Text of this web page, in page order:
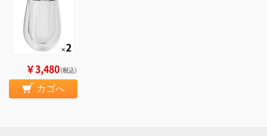
￥3,480（税込）
カゴへ